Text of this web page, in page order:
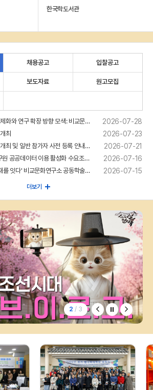
한국학도서관
방향 모색: 비교문화연구소 2026년 제5차 콜로키움 개최 2026-07-28
최 2026-07-23
Participant Pre-registration for the 13th World Congress of Korean Studies) 2026-07-21
공데이터 이용 활성화 수요조사 안내 2026-07-16
다' 비교문화연구소 공동학술대회 개최 2026-07-15
더보기
채용공고 입찰공고
보도자료 원고모집
2 / 3